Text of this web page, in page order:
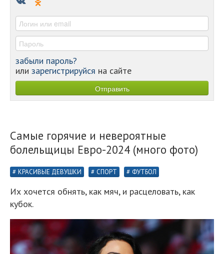
-
забыли пароль?
или зарегистрируйся на сайте
Самые горячие и невероятные
болельщицы Евро-2024 (много фото)
КРАСИВЫЕ ДЕВУШКИ СПОРТ ФУТБОЛ
Их хочется обнять, как мяч, и расцеловать, как
кубок.